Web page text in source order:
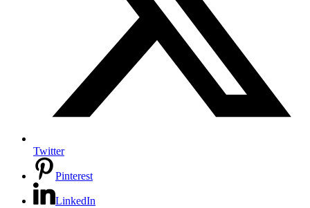
Twitter
Pinterest
LinkedIn